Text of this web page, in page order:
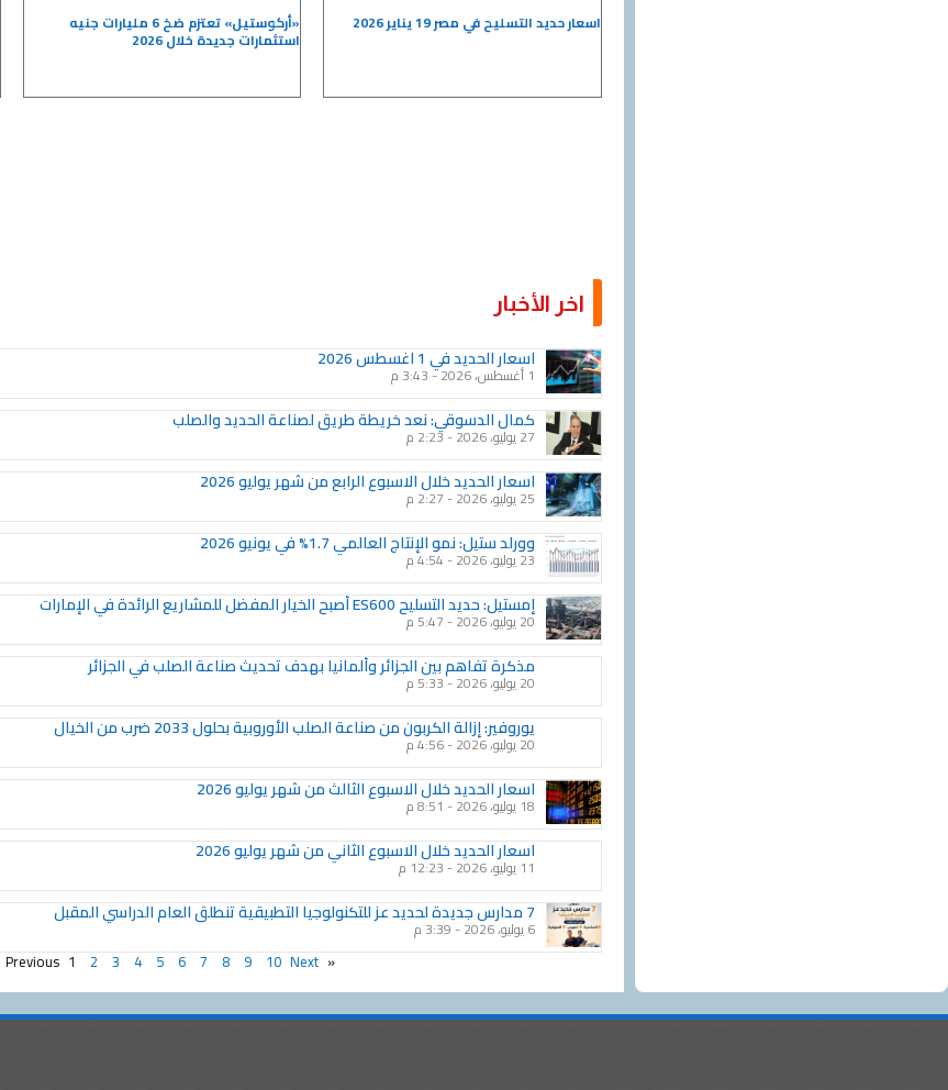
اسعار حديد التسليح في مصر 19 يناير 2026 «أركوستيل» تعتزم ضخ 6 مليارات جنيه
استثمارات جديدة خلال 2026
اخر الأخبار
اسعار الحديد في 1 اغسطس 2026
1 أغسطس، 2026
كمال الدسوقي: نعد خريطة طريق لصناعة الحديد والصلب
27 يوليو، 2026 2:23 م
اسعار الحديد خلال الاسبوع الرابع من شهر يوليو 2026
25 يوليو، 2026
وورلد ستيل: نمو الإنتاج العالمي 1.7% في يونيو 2026
23 يوليو، 2026
إمستيل: حديد التسليح ES600 أصبح الخيار المفضل للمشاريع الرائدة في الإمارات
20 يوليو، 2026
مذكرة تفاهم بين الجزائر وألمانيا بهدف تحديث صناعة الصلب في الجزائر
20 يوليو، 2026 5:33 م
يوروفير: إزالة الكربون من صناعة الصلب الأوروبية بحلول 2033 ضرب من الخيال
20 يوليو، 2026
اسعار الحديد خلال الاسبوع الثالث من شهر يوليو 2026
18 يوليو، 2026
اسعار الحديد خلال الاسبوع الثاني من شهر يوليو 2026
11 يوليو، 2026
7 مدارس جديدة لحديد عز للتكنولوجيا التطبيقية تنطلق العام الدراسي المقبل
6 يوليو، 2026 3:39 م
« Previous
Page
1
Page
2
Page
3
Page
4
Page
5
Page
6
Page
7
Page
8
Page
9
Page
10 Next »